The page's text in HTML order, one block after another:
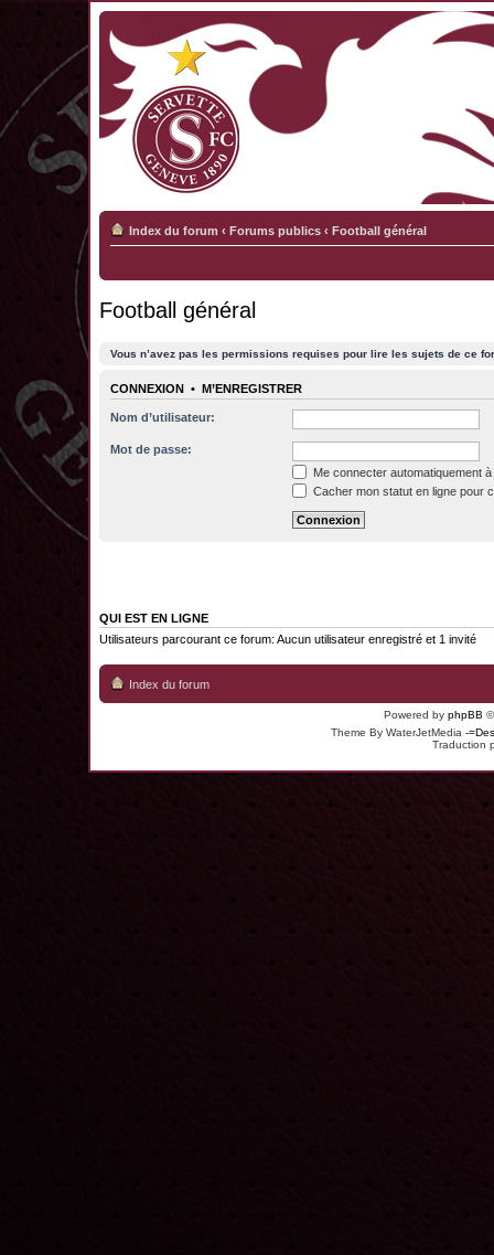
Index du forum ‹ Forums publics ‹ Football général
Football général
Vous n’avez pas les permissions requises pour lire les sujets de ce
CONNEXION • M’ENREGISTRER
Nom d’utilisateur:
Mot de passe:
Me connecter automatiquement
Cacher mon statut en ligne pour
QUI EST EN LIGNE
Utilisateurs parcourant ce forum: Aucun utilisateur enregistré et 1 invité
Index du forum
Powered by phpBB
Theme By WaterJetMedia -
Traduction